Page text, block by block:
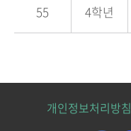
55 4학년
개인정보처리방침